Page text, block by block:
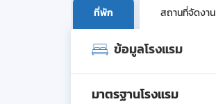
ที่พัก สถานที่จัดงาน
ข้อมูลโรงแรม
มาตรฐานโรงแรม